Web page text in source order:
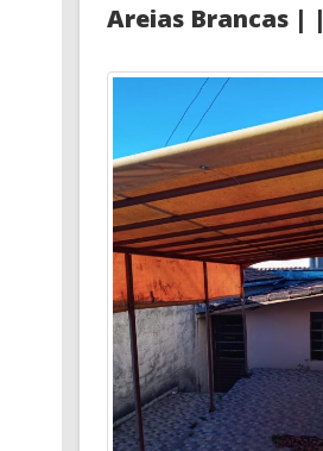
Areias Brancas | |